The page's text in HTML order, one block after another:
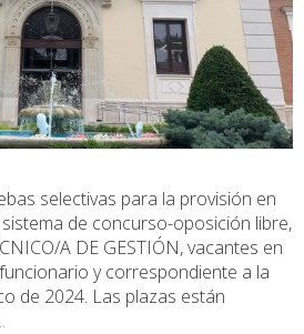
selectivas para la provisión en
de concurso-oposición libre,
A DE GESTIÓN, vacantes en
y correspondiente a la
de 2024. Las plazas están